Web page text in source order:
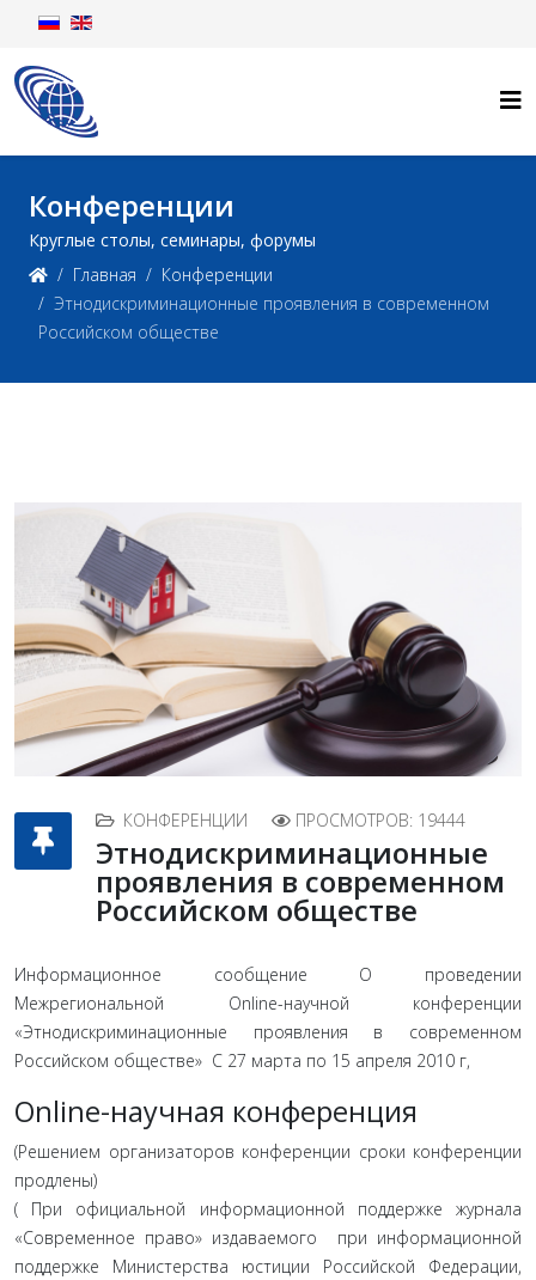
Конференции
Круглые столы, семинары, форумы
Главная
Конференции
Этнодискриминационные проявления в современном
Российском обществе
КОНФЕРЕНЦИИ ПРОСМОТРОВ: 19444
Этнодискриминационные
проявления в современном
Российском обществе
Информационное сообщение О проведении
Межрегиональной Online-научной конференции
«Этнодискриминационные проявления в современном
Российском обществе» С 27 марта по 15 апреля 2010 г,
Online-научная конференция
(Решением организаторов конференции сроки конференции
продлены)
( При официальной информационной поддержке журнала
«Современное право» издаваемого при информационной
поддержке Министерства юстиции Российской Федерации,